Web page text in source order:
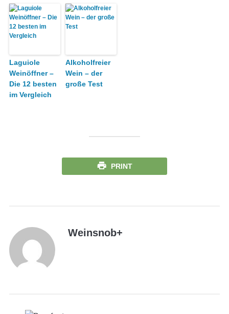
Laguiole
Weinöffner –
Die 12 besten
im Vergleich
Alkoholfreier
Wein – der
große Test
PRINT
Weinsnob+